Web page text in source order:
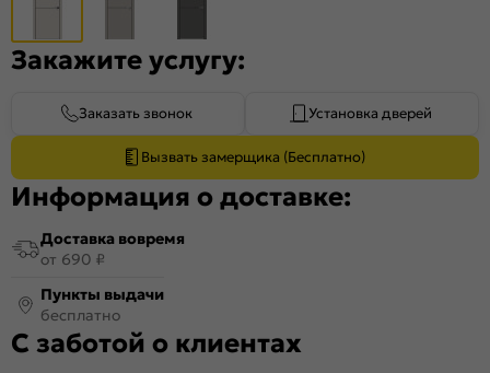
Закажите услугу:
Заказать звонок Установка дверей
Вызвать замерщика (Бесплатно)
Информация о доставке:
Доставка вовремя
от 690 ₽
Пункты выдачи
бесплатно
С заботой о клиентах